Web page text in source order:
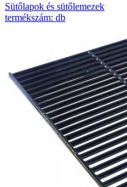
Sütőlapok és sütőlemezek
termékszám: db